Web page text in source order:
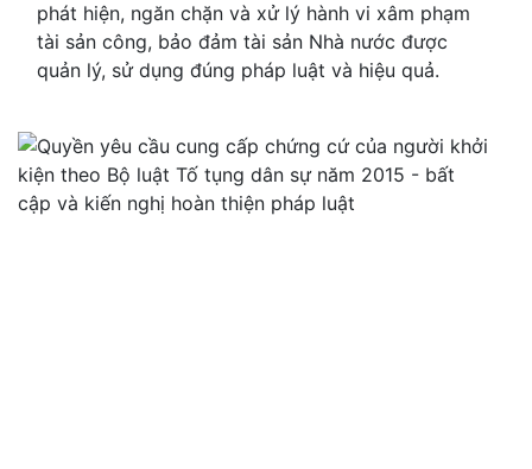
phát hiện, ngăn chặn và xử lý hành vi xâm phạm
tài sản công, bảo đảm tài sản Nhà nước được
quản lý, sử dụng đúng pháp luật và hiệu quả.